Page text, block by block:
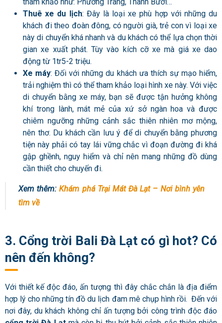
Thuê xe du lịch: Đây là loại xe phù hợp với những du
khách đi theo đoàn đông, có người già, trẻ con vì loại xe
này di chuyển khá nhanh và du khách có thể lựa chọn thời
gian xe xuất phát. Tùy vào kích cỡ xe mà giá xe dao
động từ 1tr5-2 triệu.
Xe máy: Đối với những du khách ưa thích sự mạo hiểm,
trải nghiệm thì có thể tham khảo loại hình xe này. Với việc
di chuyển bằng xe máy, bạn sẽ được tận hưởng không
khí trong lành, mát mẻ của xứ sở ngàn hoa và được
chiêm ngưỡng những cảnh sắc thiên nhiên mơ mộng,
nên thơ. Du khách cần lưu ý để di chuyển bằng phương
tiện này phải có tay lái vững chắc vì đoạn đường đi khá
gập ghềnh, nguy hiểm và chỉ nên mang những đồ dùng
cần thiết cho chuyến đi.
Xem thêm:Khám phá Trại Mát Đà Lạt – Nơi bình yên
tìm về
3. Cổng trời Bali Đà Lạt có gì hot? Có
nên đến không?
Với thiết kế độc đáo, ấn tượng thì đây chắc chắn là địa điểm
hợp lý cho những tín đồ du lịch đam mê chụp hình rồi. Đến với
nơi đây, du khách không chỉ ấn tượng bởi công trình độc đáo